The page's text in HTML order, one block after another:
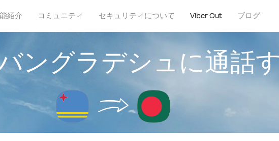
紹介 コミュニティ セキュリティについて Viber Out ブログ
ングラデシュに通話